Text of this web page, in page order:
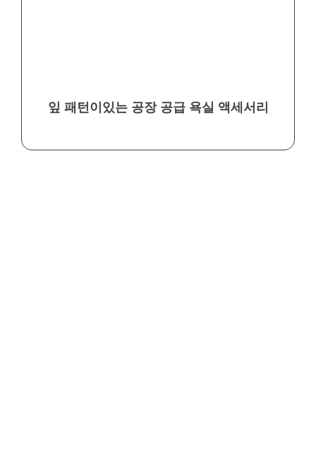
잎 패턴이있는 공장 공급 욕실 액세서리